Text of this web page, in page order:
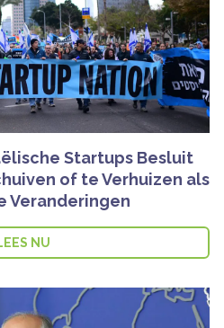
Startups Besluit
of te Verhuizen als
Veranderingen
NU